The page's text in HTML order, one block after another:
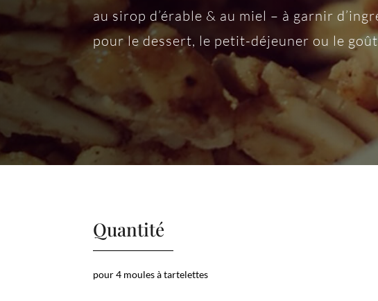
au sirop d’érable & au miel – à garnir
pour le dessert, le petit-déjeuner ou le
Quantité
pour 4 moules à tartelettes